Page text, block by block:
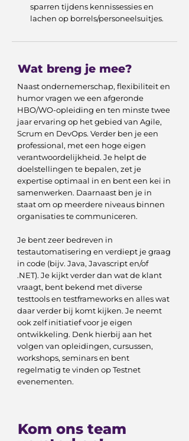
sparren tijdens kennissessies en
lachen op borrels/personeelsuitjes.
Wat breng je mee?
Naast ondernemerschap, flexibiliteit en
humor vragen we een afgeronde
HBO/WO-opleiding en ten minste twee
jaar ervaring op het gebied van Agile,
Scrum en DevOps. Verder ben je een
professional, met een hoge eigen
verantwoordelijkheid. Je helpt de
doelstellingen te bepalen, zet je
expertise optimaal in en bent een kei in
samenwerken. Daarnaast ben je in
staat om op meerdere niveaus binnen
organisaties te communiceren.
Je bent zeer bedreven in
testautomatisering en verdiept je graag
in code (bijv. Java, Javascript en/of
.NET). Je kijkt verder dan wat de klant
vraagt, bent bekend met diverse
testtools en testframeworks en alles wat
daar verder bij komt kijken. Je neemt
ook zelf initiatief voor je eigen
ontwikkeling. Denk hierbij aan het
volgen van opleidingen, cursussen,
workshops, seminars en bent
regelmatig te vinden op Testnet
evenementen.
Kom ons team